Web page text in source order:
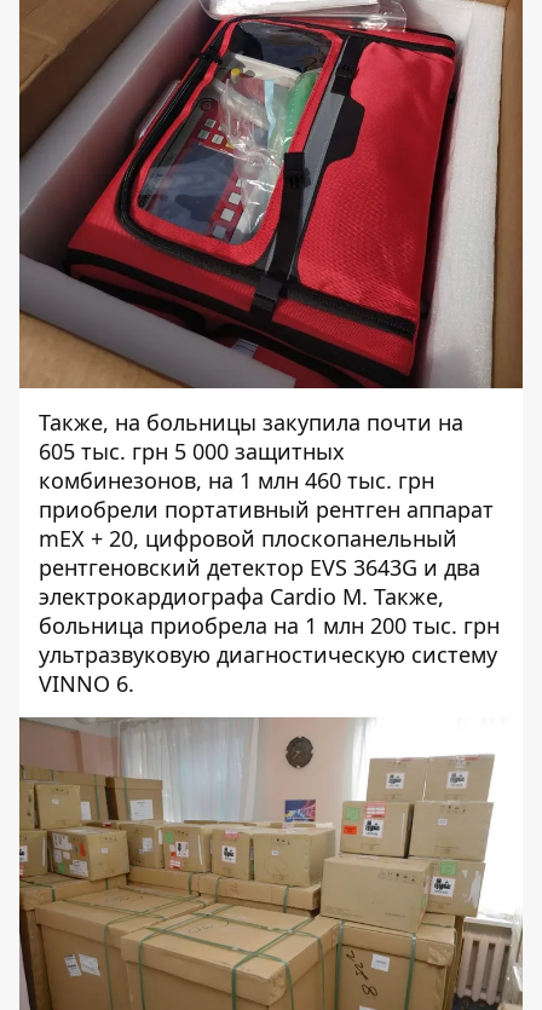
Также, на больницы закупила почти на
605 тыс. грн 5 000 защитных
комбинезонов, на 1 млн 460 тыс. грн
приобрели портативный рентген аппарат
mEX + 20, цифровой плоскопанельный
рентгеновский детектор EVS 3643G и два
электрокардиографа Сardio M. Также,
больница приобрела на 1 млн 200 тыс. грн
ультразвуковую диагностическую систему
VINNO 6.